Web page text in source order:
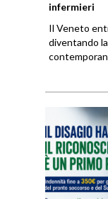
infermieri
Il Veneto
diventando